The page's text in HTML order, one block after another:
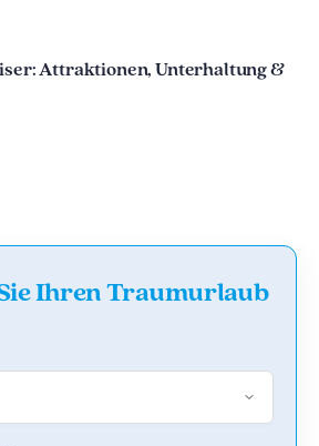
Attraktionen, Unterhaltung &
Ihren Traumurlaub